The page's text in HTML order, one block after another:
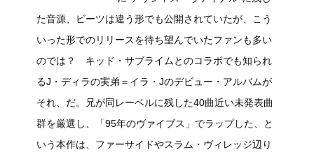
た音源、ビーツは違う形でも公開されていたが、こう
いった形でのリリースを待ち望んでいたファンも多い
のでは？ キッド・サブライムとのコラボでも知られ
るJ・ディラの実弟＝イラ・Jのデビュー・アルバムが
それ、だ。兄が同レーベルに残した40曲近い未発表曲
群を厳選し、「95年のヴァイブス」でラップした、と
いう本作は、ファーサイドやスラム・ヴィレッジ辺り